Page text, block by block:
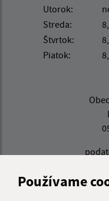
Používame
Utorok:
Streda:
Štvrtok:
Piatok: